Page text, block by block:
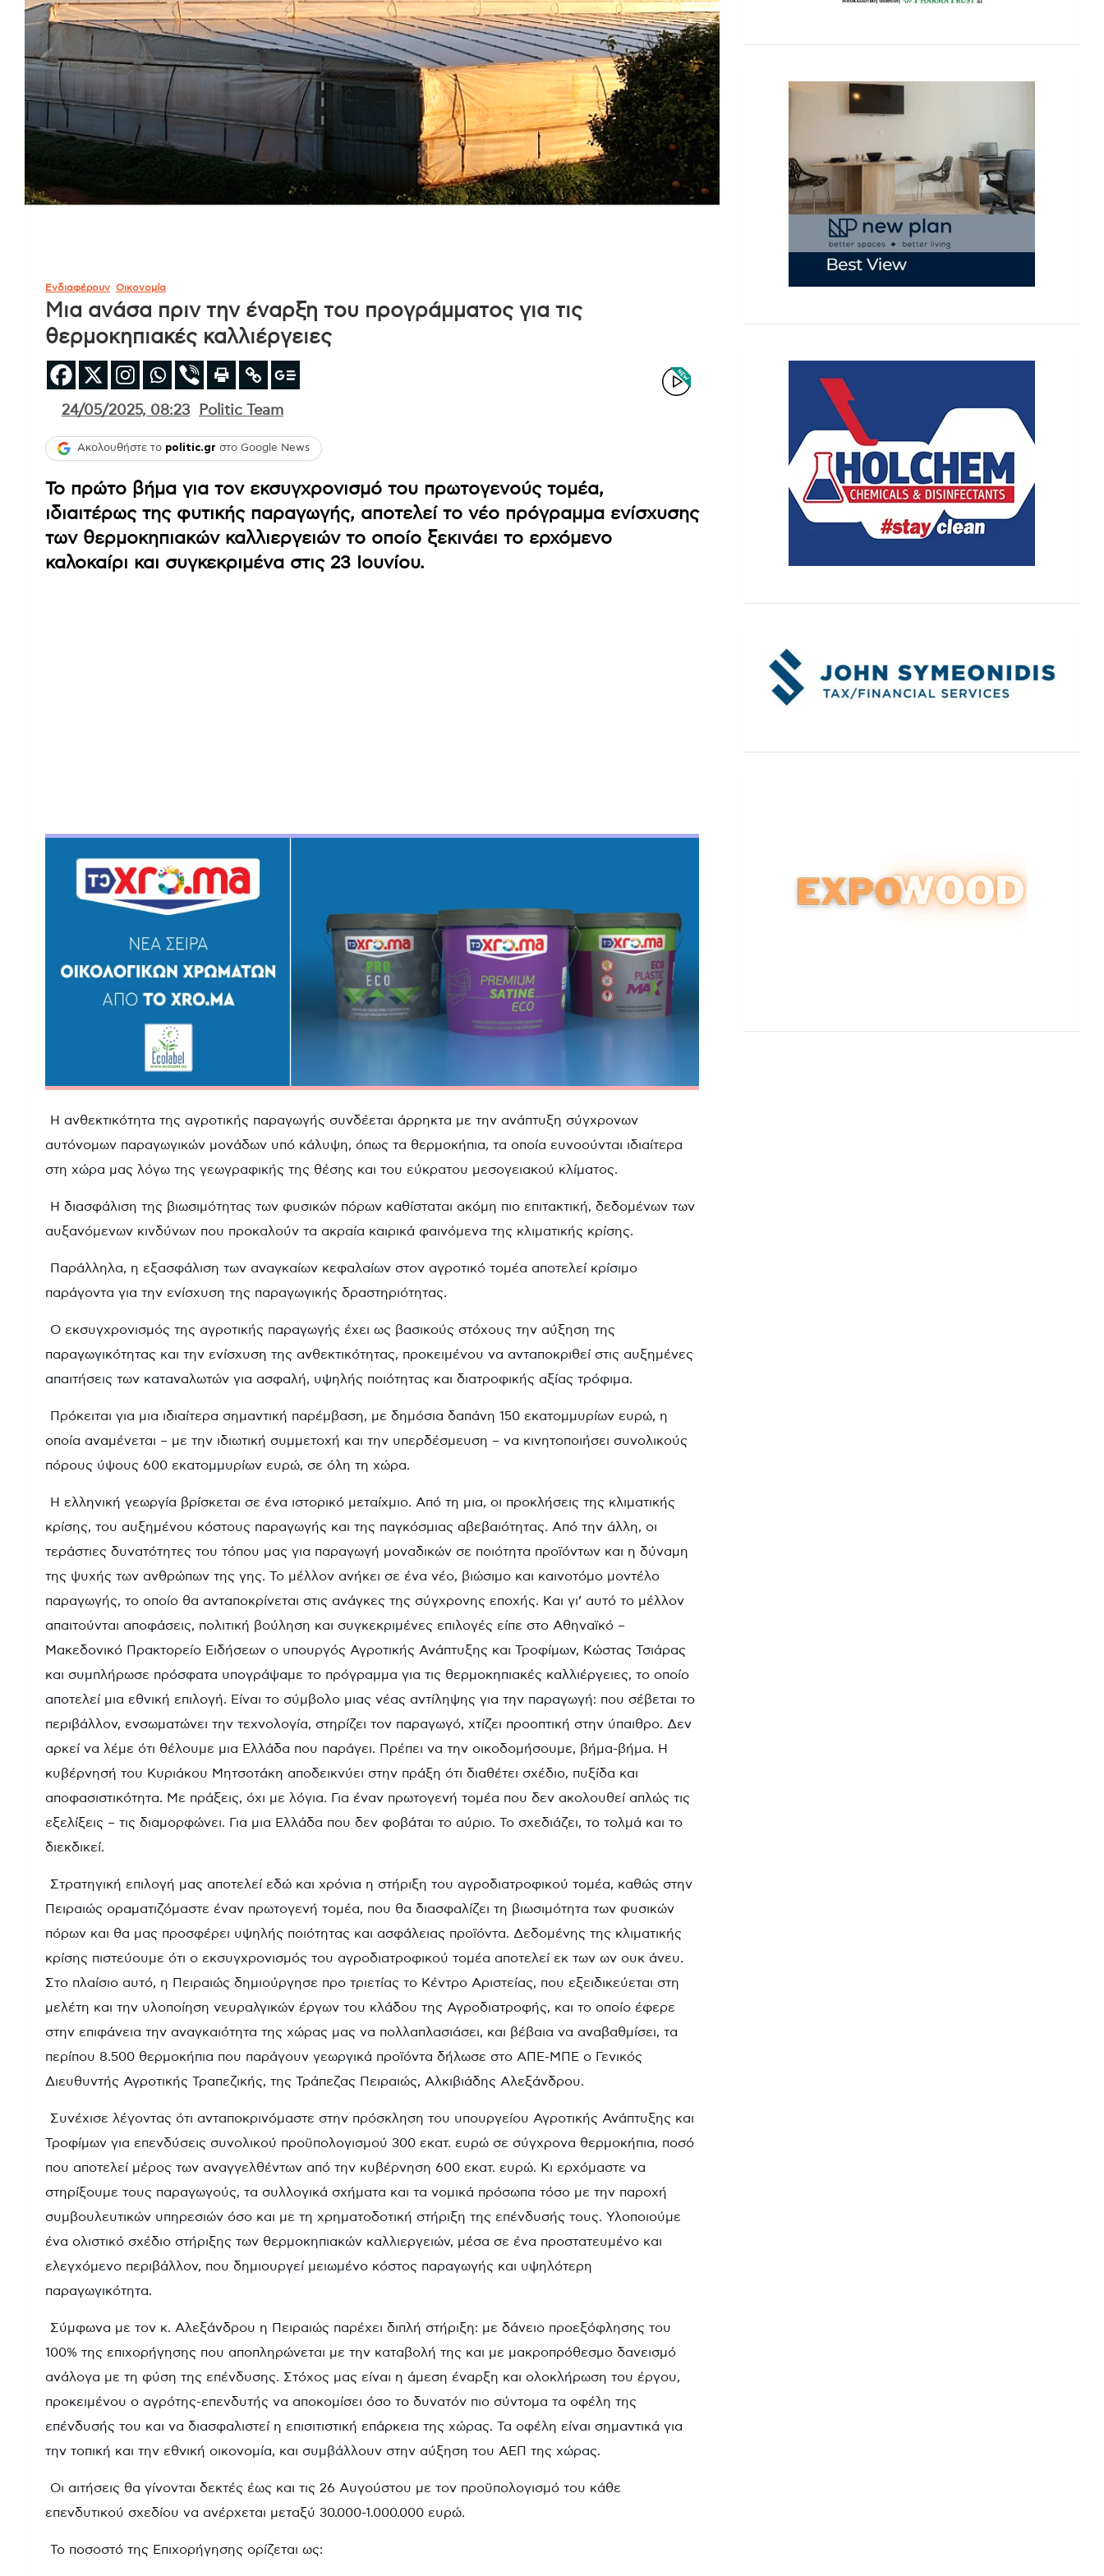
Ενδιαφέρουν Οικονομία
Μια ανάσα πριν την έναρξη του προγράμματος για τις
θερμοκηπιακές καλλιέργειες
24/05/2025, 08:23 Politic Team
Ακολουθήστε το politic.gr στο Google News
Το πρώτο βήμα για τον εκσυγχρονισμό του πρωτογενούς τομέα,
ιδιαιτέρως της φυτικής παραγωγής, αποτελεί το νέο πρόγραμμα ενίσχυσης
των θερμοκηπιακών καλλιεργειών το οποίο ξεκινάει το ερχόμενο
καλοκαίρι και συγκεκριμένα στις 23 Ιουνίου.
Η ανθεκτικότητα της αγροτικής παραγωγής συνδέεται άρρηκτα με την ανάπτυξη σύγχρονων
αυτόνομων παραγωγικών μονάδων υπό κάλυψη, όπως τα θερμοκήπια, τα οποία ευνοούνται ιδιαίτερα
στη χώρα μας λόγω της γεωγραφικής της θέσης και του εύκρατου μεσογειακού κλίματος.
Η διασφάλιση της βιωσιμότητας των φυσικών πόρων καθίσταται ακόμη πιο επιτακτική, δεδομένων των
αυξανόμενων κινδύνων που προκαλούν τα ακραία καιρικά φαινόμενα της κλιματικής κρίσης.
Παράλληλα, η εξασφάλιση των αναγκαίων κεφαλαίων στον αγροτικό τομέα αποτελεί κρίσιμο
παράγοντα για την ενίσχυση της παραγωγικής δραστηριότητας.
Ο εκσυγχρονισμός της αγροτικής παραγωγής έχει ως βασικούς στόχους την αύξηση της
παραγωγικότητας και την ενίσχυση της ανθεκτικότητας, προκειμένου να ανταποκριθεί στις αυξημένες
απαιτήσεις των καταναλωτών για ασφαλή, υψηλής ποιότητας και διατροφικής αξίας τρόφιμα.
Πρόκειται για μια ιδιαίτερα σημαντική παρέμβαση, με δημόσια δαπάνη 150 εκατομμυρίων ευρώ, η
οποία αναμένεται – με την ιδιωτική συμμετοχή και την υπερδέσμευση – να κινητοποιήσει συνολικούς
πόρους ύψους 600 εκατομμυρίων ευρώ, σε όλη τη χώρα.
Η ελληνική γεωργία βρίσκεται σε ένα ιστορικό μεταίχμιο. Από τη μια, οι προκλήσεις της κλιματικής
κρίσης, του αυξημένου κόστους παραγωγής και της παγκόσμιας αβεβαιότητας. Από την άλλη, οι
τεράστιες δυνατότητες του τόπου μας για παραγωγή μοναδικών σε ποιότητα προϊόντων και η δύναμη
της ψυχής των ανθρώπων της γης. Το μέλλον ανήκει σε ένα νέο, βιώσιμο και καινοτόμο μοντέλο
παραγωγής, το οποίο θα ανταποκρίνεται στις ανάγκες της σύγχρονης εποχής. Και γι’ αυτό το μέλλον
απαιτούνται αποφάσεις, πολιτική βούληση και συγκεκριμένες επιλογές είπε στο Αθηναϊκό –
Μακεδονικό Πρακτορείο Ειδήσεων ο υπουργός Αγροτικής Ανάπτυξης και Τροφίμων, Κώστας Τσιάρας
και συμπλήρωσε πρόσφατα υπογράψαμε το πρόγραμμα για τις θερμοκηπιακές καλλιέργειες, το οποίο
αποτελεί μια εθνική επιλογή. Είναι το σύμβολο μιας νέας αντίληψης για την παραγωγή: που σέβεται το
περιβάλλον, ενσωματώνει την τεχνολογία, στηρίζει τον παραγωγό, χτίζει προοπτική στην ύπαιθρο. Δεν
αρκεί να λέμε ότι θέλουμε μια Ελλάδα που παράγει. Πρέπει να την οικοδομήσουμε, βήμα-βήμα. Η
κυβέρνησή του Κυριάκου Μητσοτάκη αποδεικνύει στην πράξη ότι διαθέτει σχέδιο, πυξίδα και
αποφασιστικότητα. Με πράξεις, όχι με λόγια. Για έναν πρωτογενή τομέα που δεν ακολουθεί απλώς τις
εξελίξεις – τις διαμορφώνει. Για μια Ελλάδα που δεν φοβάται το αύριο. Το σχεδιάζει, το τολμά και το
διεκδικεί.
Στρατηγική επιλογή μας αποτελεί εδώ και χρόνια η στήριξη του αγροδιατροφικού τομέα, καθώς στην
Πειραιώς οραματιζόμαστε έναν πρωτογενή τομέα, που θα διασφαλίζει τη βιωσιμότητα των φυσικών
πόρων και θα μας προσφέρει υψηλής ποιότητας και ασφάλειας προϊόντα. Δεδομένης της κλιματικής
κρίσης πιστεύουμε ότι ο εκσυγχρονισμός του αγροδιατροφικού τομέα αποτελεί εκ των ων ουκ άνευ.
Στο πλαίσιο αυτό, η Πειραιώς δημιούργησε προ τριετίας το Κέντρο Αριστείας, που εξειδικεύεται στη
μελέτη και την υλοποίηση νευραλγικών έργων του κλάδου της Αγροδιατροφής, και το οποίο έφερε
στην επιφάνεια την αναγκαιότητα της χώρας μας να πολλαπλασιάσει, και βέβαια να αναβαθμίσει, τα
περίπου 8.500 θερμοκήπια που παράγουν γεωργικά προϊόντα δήλωσε στο ΑΠΕ-ΜΠΕ ο Γενικός
Διευθυντής Αγροτικής Τραπεζικής, της Τράπεζας Πειραιώς, Αλκιβιάδης Αλεξάνδρου.
Συνέχισε λέγοντας ότι ανταποκρινόμαστε στην πρόσκληση του υπουργείου Αγροτικής Ανάπτυξης και
Τροφίμων για επενδύσεις συνολικού προϋπολογισμού 300 εκατ. ευρώ σε σύγχρονα θερμοκήπια, ποσό
που αποτελεί μέρος των αναγγελθέντων από την κυβέρνηση 600 εκατ. ευρώ. Κι ερχόμαστε να
στηρίξουμε τους παραγωγούς, τα συλλογικά σχήματα και τα νομικά πρόσωπα τόσο με την παροχή
συμβουλευτικών υπηρεσιών όσο και με τη χρηματοδοτική στήριξη της επένδυσής τους. Υλοποιούμε
ένα ολιστικό σχέδιο στήριξης των θερμοκηπιακών καλλιεργειών, μέσα σε ένα προστατευμένο και
ελεγχόμενο περιβάλλον, που δημιουργεί μειωμένο κόστος παραγωγής και υψηλότερη
παραγωγικότητα.
Σύμφωνα με τον κ. Αλεξάνδρου η Πειραιώς παρέχει διπλή στήριξη: με δάνειο προεξόφλησης του
100% της επιχορήγησης που αποπληρώνεται με την καταβολή της και με μακροπρόθεσμο δανεισμό
ανάλογα με τη φύση της επένδυσης. Στόχος μας είναι η άμεση έναρξη και ολοκλήρωση του έργου,
προκειμένου ο αγρότης-επενδυτής να αποκομίσει όσο το δυνατόν πιο σύντομα τα οφέλη της
επένδυσής του και να διασφαλιστεί η επισιτιστική επάρκεια της χώρας. Τα οφέλη είναι σημαντικά για
την τοπική και την εθνική οικονομία, και συμβάλλουν στην αύξηση του ΑΕΠ της χώρας.
Οι αιτήσεις θα γίνονται δεκτές έως και τις 26 Αυγούστου με τον προϋπολογισμό του κάθε
επενδυτικού σχεδίου να ανέρχεται μεταξύ 30.000-1.000.000 ευρώ.
Το ποσοστό της Επιχορήγησης ορίζεται ως: